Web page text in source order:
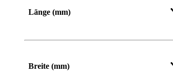
Länge (mm)
Von Bis
Breite (mm)